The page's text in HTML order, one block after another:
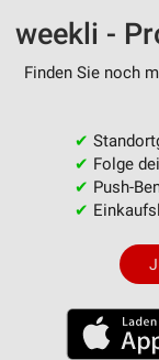
weekli -
Finden Sie noch
✔
✔ Folge
✔ Push-
✔